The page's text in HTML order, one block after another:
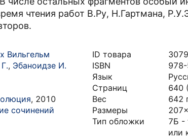
чтения работ В.Ру, Н.Гартмана,
Вильгельм
, Эбаноидзе И.
, 2010
сочинений
ID товара
ISBN
Язык
Страниц
640
Вес
642
Размеры
Тип обложки
7Б -
или